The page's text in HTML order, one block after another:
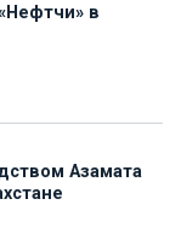
в
Азамата